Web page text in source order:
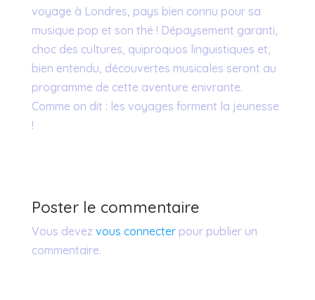
voyage à Londres, pays bien connu pour sa
musique pop et son thé ! Dépaysement garanti,
choc des cultures, quiproquos linguistiques et,
bien entendu, découvertes musicales seront au
programme de cette aventure enivrante.
Comme on dit : les voyages forment la jeunesse
!
Poster le commentaire
Vous devez vous connecterpour publier un
commentaire.